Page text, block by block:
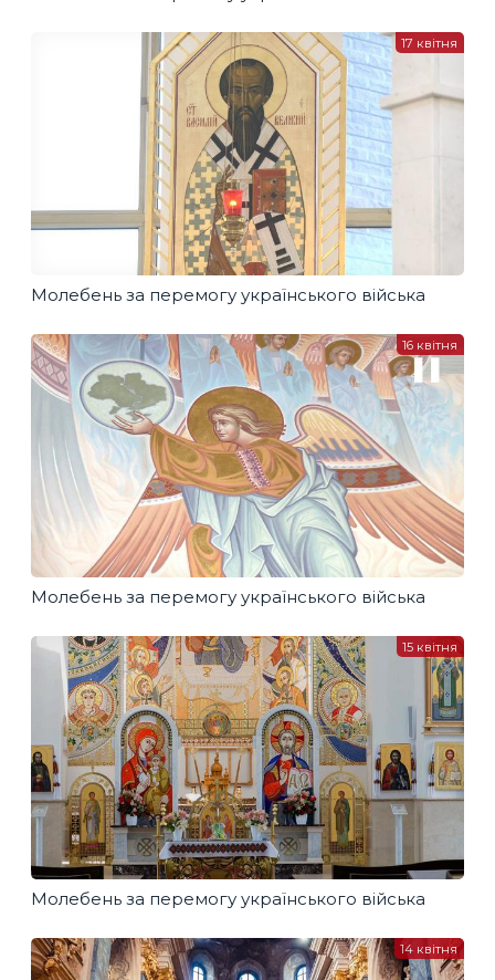
Молебень за перемогу українського війська
17 квітня
Молебень за перемогу українського війська
16 квітня
Молебень за перемогу українського війська
15 квітня
14 квітня